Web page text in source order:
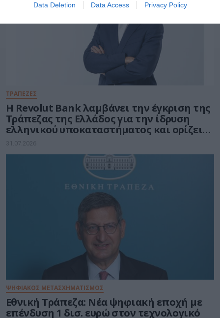
Data Deletion Data Access Privacy Policy
ΤΡΑΠΕΖΕΣ
Η Revolut Bank λαμβάνει την έγκριση της
Τράπεζας της Ελλάδος για την ίδρυση
ελληνικού υποκαταστήματος και ορίζει
τον Βασίλη Αμεράνη Γενικό Διευθυντή
31.07.2026
ΨΗΦΙΑΚΟΣ ΜΕΤΑΣΧΗΜΑΤΙΣΜΟΣ
Εθνική Τράπεζα: Νέα ψηφιακή εποχή με
επένδυση 1 δισ. ευρώ στον τεχνολογικό